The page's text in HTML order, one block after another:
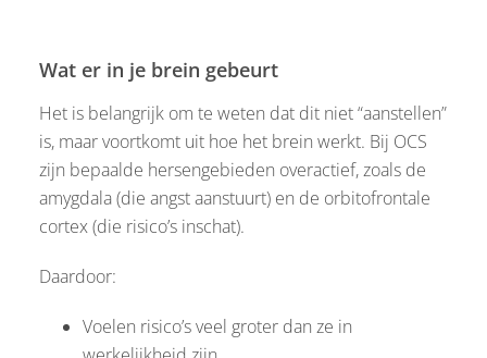
Wat er in je brein gebeurt
Het is belangrijk om te weten dat dit niet “aanstellen”
is, maar voortkomt uit hoe het brein werkt. Bij OCS
zijn bepaalde hersengebieden overactief, zoals de
amygdala (die angst aanstuurt) en de orbitofrontale
cortex (die risico’s inschat).
Daardoor:
Voelen risico’s veel groter dan ze in